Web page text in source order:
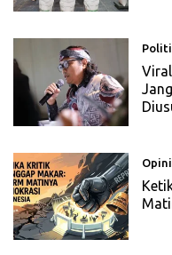
Viral
Opini